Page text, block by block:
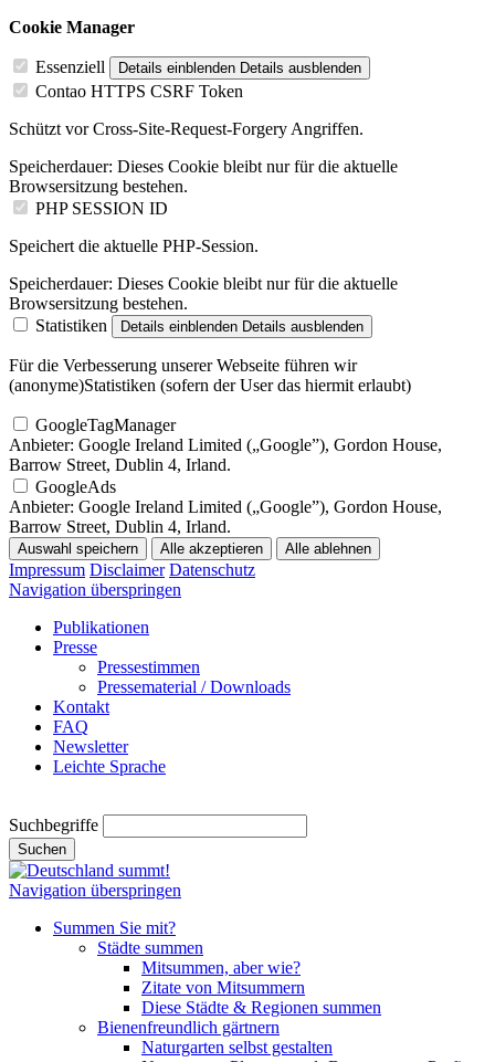
Cookie Manager
Essenziell Details einblenden Details ausblenden
Contao HTTPS CSRF Token
Schützt vor Cross-Site-Request-Forgery Angriffen.
Speicherdauer: Dieses Cookie bleibt nur für die aktuelle
Browsersitzung bestehen.
PHP SESSION ID
Speichert die aktuelle PHP-Session.
Speicherdauer: Dieses Cookie bleibt nur für die aktuelle
Browsersitzung bestehen.
Statistiken
Details einblenden Details ausblenden
Für die Verbesserung unserer Webseite führen wir
(anonyme)Statistiken (sofern der User das hiermit erlaubt)
GoogleTagManager
Anbieter: Google Ireland Limited („Google”), Gordon House,
Barrow Street, Dublin 4, Irland.
GoogleAds
Anbieter: Google Ireland Limited („Google”), Gordon House,
Barrow Street, Dublin 4, Irland.
Auswahl speichern Alle akzeptieren Alle ablehnen
Impressum Disclaimer Datenschutz
Navigation überspringen
Publikationen
Presse
Pressestimmen
Pressematerial / Downloads
Kontakt
FAQ
Newsletter
Leichte Sprache
Suchbegriffe
Suchen
Navigation überspringen
Summen Sie mit?
Städte summen
Mitsummen, aber wie?
Zitate von Mitsummern
Diese Städte & Regionen summen
Bienenfreundlich gärtnern
Naturgarten selbst gestalten